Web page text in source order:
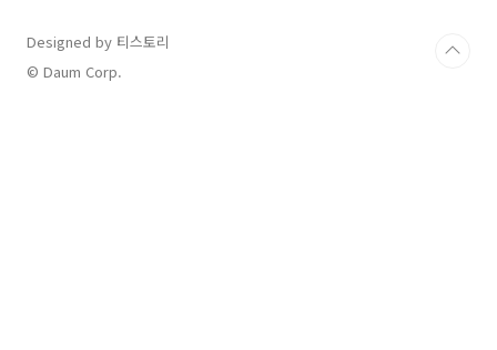
Designed by 티스토리
© Daum Corp.